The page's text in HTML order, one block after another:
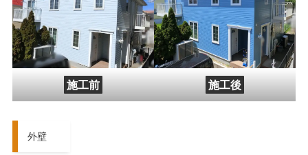
施工前 施工後
外壁